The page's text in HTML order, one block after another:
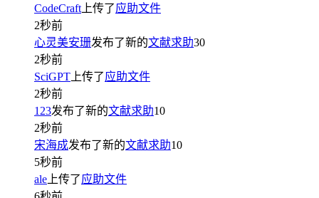
CodeCraft 上传了应助文件
2秒前
心灵美安珊发布了新的文献求助30
2秒前
SciGPT 上传了应助文件
2秒前
123发布了新的文献求助10
2秒前
宋海成发布了新的文献求助10
5秒前
ale 上传了应助文件